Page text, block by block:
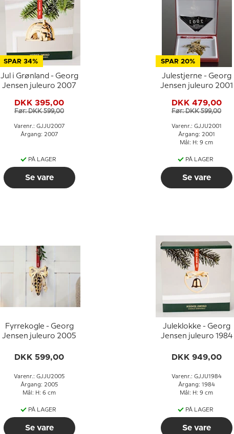
SPAR 34%
Jul i Grønland - Georg
Jensen juleuro 2007
DKK 395,00
Før: DKK 599,00
Varenr.: GJJU2007
Årgang: 2007
PÅ LAGER
Se vare
SPAR 20%
Julestjerne - Georg
Jensen juleuro 2001
DKK 479,00
Før: DKK 599,00
Varenr.: GJJU2001
Årgang: 2001
Mål: H: 9 cm
PÅ LAGER
Se vare
Fyrrekogle - Georg
Jensen juleuro 2005
DKK 599,00
Varenr.: GJJU2005
Årgang: 2005
Mål: H: 6 cm
PÅ LAGER
Se vare
Juleklokke - Georg
Jensen juleuro 1984
DKK 949,00
Varenr.: GJJU1984
Årgang: 1984
Mål: H: 9 cm
PÅ LAGER
Se vare